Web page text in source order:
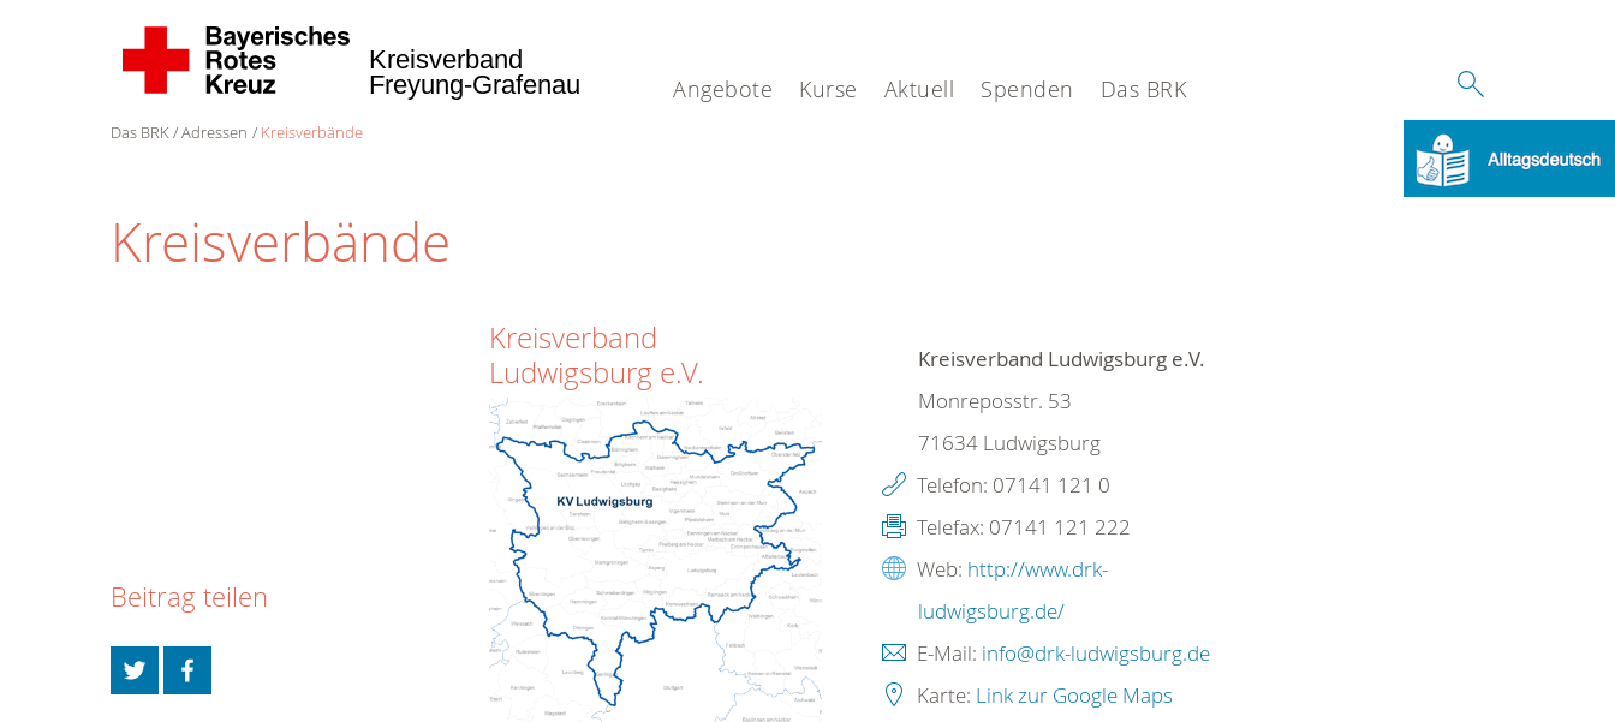
Angebote Kurse Aktuell Spenden Das BRK
Kreisverband
Freyung-Grafenau
Das BRK Adressen Kreisverbände
Kreisverbände
Kreisverband
Ludwigsburg e.V.
Kreisverband Ludwigsburg e.V.
Monreposstr. 53
71634Ludwigsburg
Telefon: 07141 121 0
Telefax: 07141 121 222
Web: http://www.drk-
ludwigsburg.de/
E-Mail: info@drk-ludwigsburg.de
Karte: Link zur Google Maps
Beitrag teilen